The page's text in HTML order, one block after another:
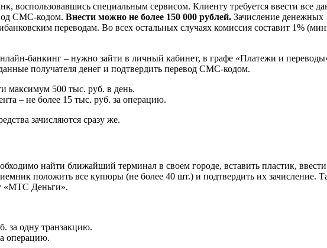
воспользовавшись специальным сервисом. Клиенту требуется ввести все
СМС-кодом. Внести можно не более 150 000 рублей. Зачисление денежных
переводам. Во всех остальных случаях комиссия составит 1%
банкинг – нужно зайти в личный кабинет, в графе «Платежи и
получателя денег и подтвердить перевод СМС-кодом.
максимум 500 тыс. руб. в день.
– не более 15 тыс. руб. за операцию.
зачисляются сразу же.
найти ближайший терминал в своем городе, вставить пластик,
положить все купюры (не более 40 шт.) и подтвердить их зачисление.
«МТС Деньги».
за одну транзакцию.
операцию.